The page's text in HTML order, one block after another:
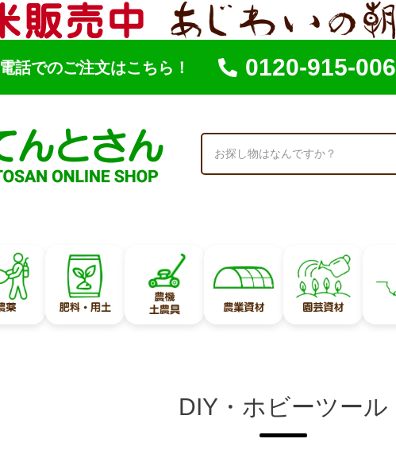
電話でのご注文はこちら！ 0120-915-006
検索
DIY・ホビーツール